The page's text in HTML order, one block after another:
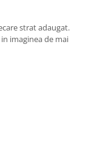
strat adaugat.
imaginea de mai